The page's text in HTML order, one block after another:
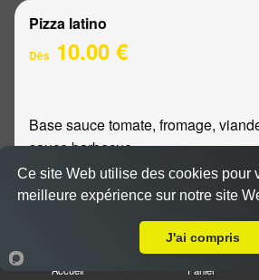
Pizza latino
Dès 10.00 €
Base sauce tomate, fromage,
sauce barbecue
Accueil Panier
Ce site Web utilise des cookies pour
meilleure expérience sur notre site
J'ai compris